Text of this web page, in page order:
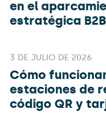
en el
estratégica B2B
3 DE JULIO DE 2026
Cómo
estaciones de
código QR y